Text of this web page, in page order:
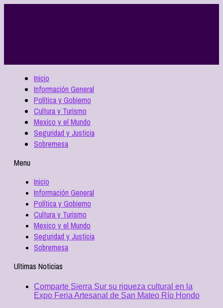
Inicio
Información General
Política y Gobierno
Cultura y Turismo
Mexico y el Mundo
Seguridad y Justicia
Sobremesa
Menu
Inicio
Información General
Política y Gobierno
Cultura y Turismo
Mexico y el Mundo
Seguridad y Justicia
Sobremesa
Ultimas Noticias
Comparte Sierra Sur su riqueza cultural en la
Expo Feria Artesanal de San Mateo Río Hondo